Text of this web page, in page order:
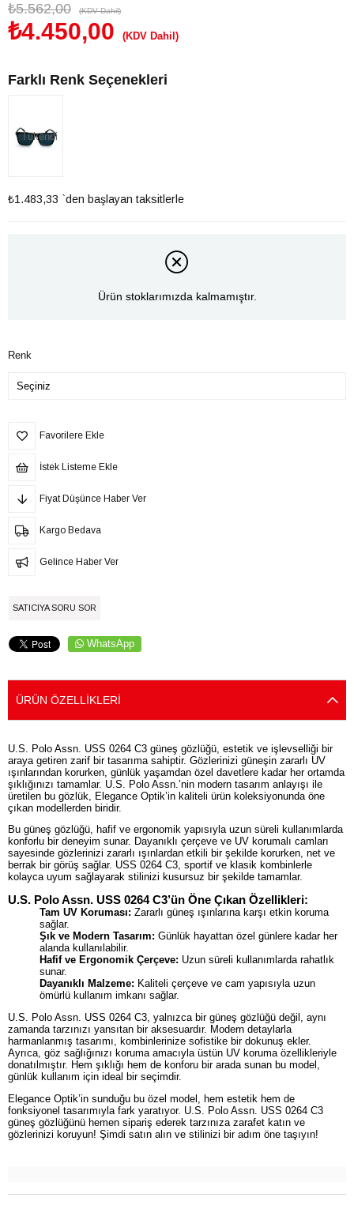
₺5.562,00 (KDV Dahil)
₺4.450,00 (KDV Dahil)
Farklı Renk Seçenekleri
Tükendi
₺1.483,33 `den başlayan taksitlerle
Ürün stoklarımızda kalmamıştır.
Renk
Favorilere Ekle
İstek Listeme Ekle
Fiyat Düşünce Haber Ver
Kargo Bedava
Gelince Haber Ver
SATICIYA SORU SOR
WhatsApp
ÜRÜN ÖZELLIKLERI
U.S. Polo Assn. USS 0264 C3 güneş gözlüğü, estetik ve işlevselliği bir
araya getiren zarif bir tasarıma sahiptir. Gözlerinizi güneşin zararlı UV
ışınlarından korurken, günlük yaşamdan özel davetlere kadar her ortamda
şıklığınızı tamamlar. U.S. Polo Assn.’nin modern tasarım anlayışı ile
üretilen bu gözlük, Elegance Optik’in kaliteli ürün koleksiyonunda öne
çıkan modellerden biridir.
Bu güneş gözlüğü, hafif ve ergonomik yapısıyla uzun süreli kullanımlarda
konforlu bir deneyim sunar. Dayanıklı çerçeve ve UV korumalı camları
sayesinde gözlerinizi zararlı ışınlardan etkili bir şekilde korurken, net ve
berrak bir görüş sağlar. USS 0264 C3, sportif ve klasik kombinlerle
kolayca uyum sağlayarak stilinizi kusursuz bir şekilde tamamlar.
U.S. Polo Assn. USS 0264 C3’ün Öne Çıkan Özellikleri:
Tam UV Koruması: Zararlı güneş ışınlarına karşı etkin koruma
sağlar.
Şık ve Modern Tasarım: Günlük hayattan özel günlere kadar her
alanda kullanılabilir.
Hafif ve Ergonomik Çerçeve: Uzun süreli kullanımlarda rahatlık
sunar.
Dayanıklı Malzeme: Kaliteli çerçeve ve cam yapısıyla uzun
ömürlü kullanım imkanı sağlar.
U.S. Polo Assn. USS 0264 C3, yalnızca bir güneş gözlüğü değil, aynı
zamanda tarzınızı yansıtan bir aksesuardır. Modern detaylarla
harmanlanmış tasarımı, kombinlerinize sofistike bir dokunuş ekler.
Ayrıca, göz sağlığınızı koruma amacıyla üstün UV koruma özellikleriyle
donatılmıştır. Hem şıklığı hem de konforu bir arada sunan bu model,
günlük kullanım için ideal bir seçimdir.
Elegance Optik’in sunduğu bu özel model, hem estetik hem de
fonksiyonel tasarımıyla fark yaratıyor. U.S. Polo Assn. USS 0264 C3
güneş gözlüğünü hemen sipariş ederek tarzınıza zarafet katın ve
gözlerinizi koruyun! Şimdi satın alın ve stilinizi bir adım öne taşıyın!